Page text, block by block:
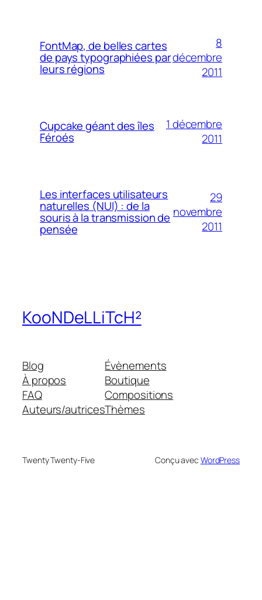
FontMap, de belles cartes
de pays typographiées par
leurs régions
8
décembre
2011
Cupcake géant des îles
Féroés
1 décembre
2011
Les interfaces utilisateurs
naturelles (NUI) : de la
souris à la transmission de
pensée
29
novembre
2011
KooNDeLLiTcH²
Blog
À propos
FAQ
Auteurs/autrices
Évènements
Boutique
Compositions
Thèmes
Twenty Twenty-Five Conçu avec WordPress